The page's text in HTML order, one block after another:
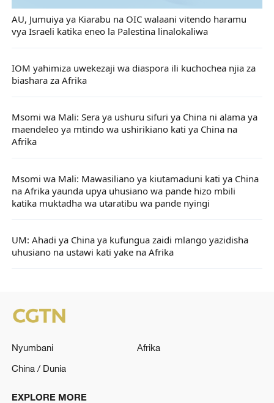
AU, Jumuiya ya Kiarabu na OIC walaani vitendo haramu
vya Israeli katika eneo la Palestina linalokaliwa
IOM yahimiza uwekezaji wa diaspora ili kuchochea njia za
biashara za Afrika
Msomi wa Mali: Sera ya ushuru sifuri ya China ni alama ya
maendeleo ya mtindo wa ushirikiano kati ya China na
Afrika
Msomi wa Mali: Mawasiliano ya kiutamaduni kati ya China
na Afrika yaunda upya uhusiano wa pande hizo mbili
katika muktadha wa utaratibu wa pande nyingi
UM: Ahadi ya China ya kufungua zaidi mlango yazidisha
uhusiano na ustawi kati yake na Afrika
Nyumbani
Afrika
China / Dunia
EXPLORE MORE